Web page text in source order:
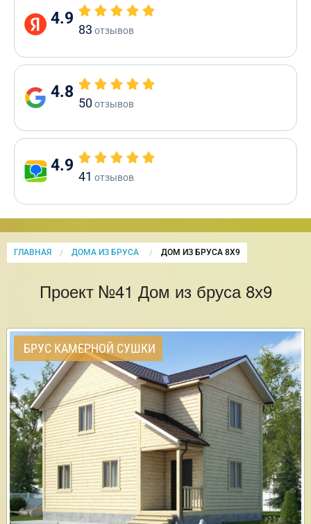
4.9
83 отзывов
4.8
50отзывов
4.9
41 отзывов
ГЛАВНАЯ ДОМА ИЗ БРУСА CURRENT:
ДОМ ИЗ БРУСА 8Х9
Проект №41 Дом из бруса 8х9
БРУС КАМЕРНОЙ СУШКИ